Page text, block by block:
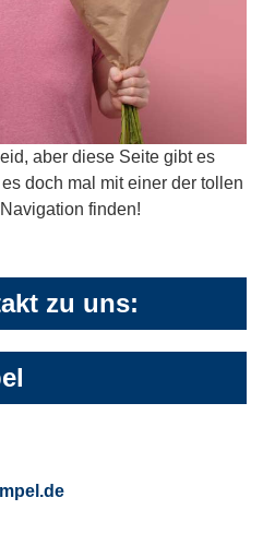
aber diese Seite gibt es
doch mal mit einer der tollen
finden!
zu uns: